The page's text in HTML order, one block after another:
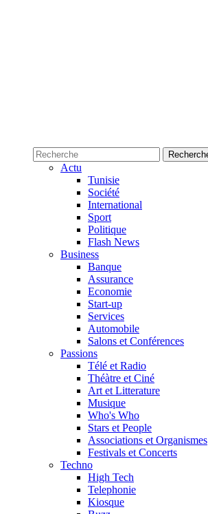
Actu
Tunisie
Société
International
Sport
Politique
Flash News
Business
Banque
Assurance
Economie
Start-up
Services
Automobile
Salons et Conférences
Passions
Télé et Radio
Théàtre et Ciné
Art et Litterature
Musique
Who's Who
Stars et People
Associations et Organismes
Festivals et Concerts
Techno
High Tech
Telephonie
Kiosque